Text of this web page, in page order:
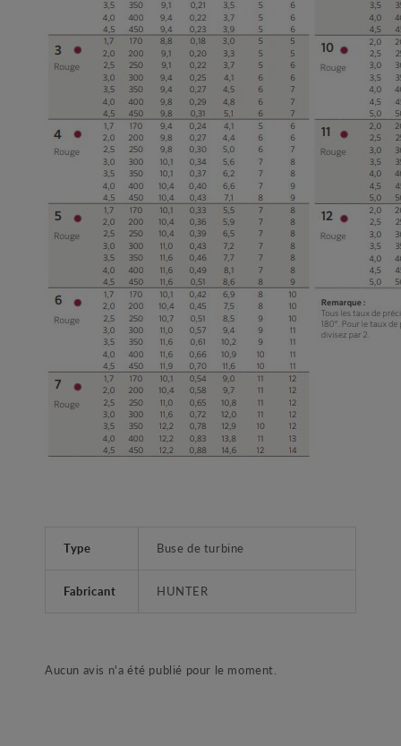
Type Buse de turbine
Fabricant HUNTER
Aucun avis n'a été publié pour le moment.